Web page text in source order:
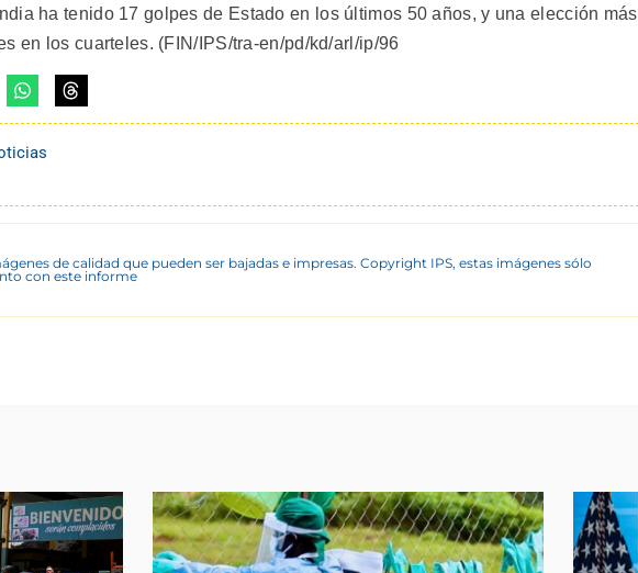
ha tenido 17 golpes de Estado en los últimos 50 años, y una elección más
en los cuarteles. (FIN/IPS/tra-en/pd/kd/arl/ip/96
de calidad que pueden ser bajadas e impresas. Copyright IPS, estas imágenes sólo
con este informe